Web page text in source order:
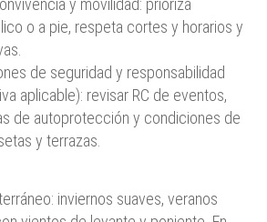
y movilidad: prioriza
o a pie, respeta cortes y horarios y
de seguridad y responsabilidad
aplicable): revisar RC de eventos,
de autoprotección y condiciones de
y terrazas.
inviernos suaves, veranos